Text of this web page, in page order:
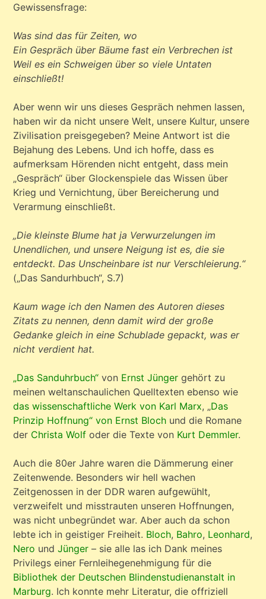
Gewissensfrage:
Was sind das für Zeiten, wo
Ein Gespräch über Bäume fast ein Verbrechen ist
Weil es ein Schweigen über so viele Untaten
einschließt!
Aber wenn wir uns dieses Gespräch nehmen lassen,
haben wir da nicht unsere Welt, unsere Kultur, unsere
Zivilisation preisgegeben? Meine Antwort ist die
Bejahung des Lebens. Und ich hoffe, dass es
aufmerksam Hörenden nicht entgeht, dass mein
„Gespräch“ über Glockenspiele das Wissen über
Krieg und Vernichtung, über Bereicherung und
Verarmung einschließt.
„Die kleinste Blume hat ja Verwurzelungen im
Unendlichen, und unsere Neigung ist es, die sie
entdeckt. Das Unscheinbare ist nur Verschleierung.“
(„Das Sandurhbuch“, S.7)
Kaum wage ich den Namen des Autoren dieses
Zitats zu nennen, denn damit wird der große
Gedanke gleich in eine Schublade gepackt, was er
nicht verdient hat.
„Das Sanduhrbuch“ von Ernst Jüngergehört zu
meinen weltanschaulichen Quelltexten ebenso wie
das wissenschaftliche Werk von Karl Marx, „Das
Prinzip Hoffnung“ von Ernst Bloch und die Romane
der Christa Wolf oder die Texte von Kurt Demmler.
Auch die 80er Jahre waren die Dämmerung einer
Zeitenwende. Besonders wir hell wachen
Zeitgenossen in der DDR waren aufgewühlt,
verzweifelt und misstrauten unseren Hoffnungen,
was nicht unbegründet war. Aber auch da schon
lebte ich in geistiger Freiheit. Bloch, Bahro, Leonhard,
Nero undJünger– sie alle las ich Dank meines
Privilegs einer Fernleihegenehmigung für die
Bibliothek der Deutschen Blindenstudienanstalt in
Marburg. Ich konnte mehr Literatur, die offriziell